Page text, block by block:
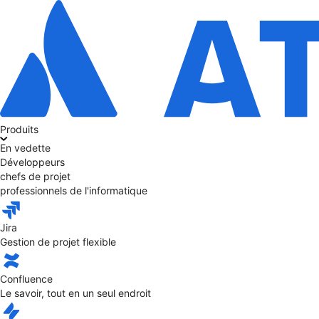
Produits
En vedette
Développeurs
chefs de projet
professionnels de l'informatique
Jira
Gestion de projet flexible
Confluence
Le savoir, tout en un seul endroit